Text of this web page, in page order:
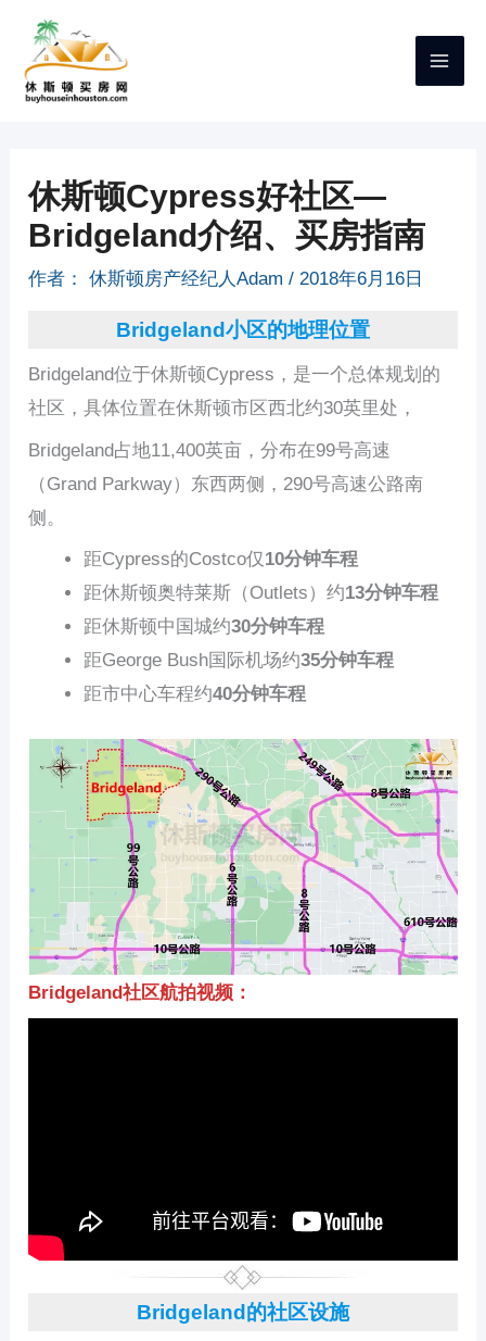
休斯顿Cypress好社区—
Bridgeland介绍、买房指南
作者： 休斯顿房产经纪人Adam/ 2018年6月16日
Bridgeland小区的地理位置
Bridgeland位于休斯顿Cypress，是一个总体规划的
社区，具体位置在休斯顿市区西北约30英里处，
Bridgeland占地11,400英亩，分布在99号高速
（Grand Parkway）东西两侧，290号高速公路南
侧。
距Cypress的Costco仅10分钟车程
距休斯顿奥特莱斯（Outlets）约13分钟车程
距休斯顿中国城约30分钟车程
距George Bush国际机场约35分钟车程
距市中心车程约40分钟车程
Bridgeland社区航拍视频：
Bridgeland的社区设施